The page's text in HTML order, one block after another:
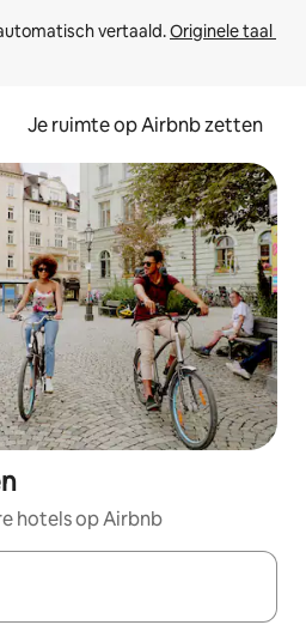
vertaald. Originele taal
Je ruimte op Airbnb zetten
hotels op Airbnb
zijn, maak je een keuze